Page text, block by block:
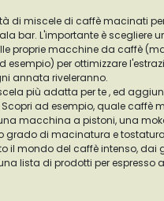
di miscele di caffè macinati
bar. L'importante è scegliere
proprie macchine da caffè
per ottimizzare
annata riveleranno.
più adatta per te , ed
ad esempio, quale caffè
macchina a pistoni, una
grado di macinatura e
il mondo del caffè intenso,
lista di prodotti per espresso